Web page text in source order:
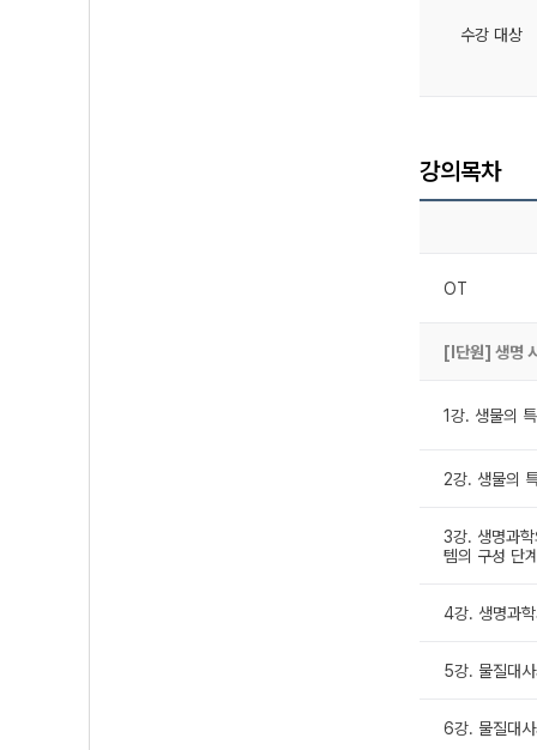
수강 대상
강의목차
OT
[Ⅰ단원] 생명
1강. 생물의
2강. 생물의
3강. 생명과
템의 구성 단
4강. 생명과
5강. 물질대
6강. 물질대